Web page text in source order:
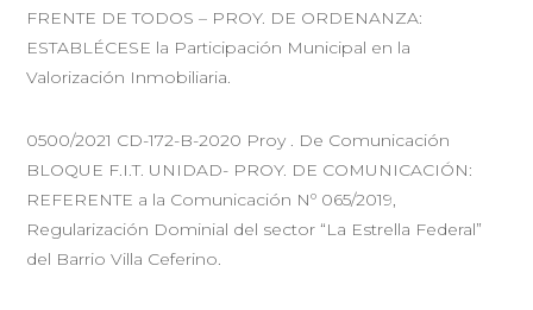
FRENTE DE TODOS – PROY. DE ORDENANZA:
ESTABLÉCESE la Participación Municipal en la
Valorización Inmobiliaria.
0500/2021 CD-172-B-2020 Proy . De Comunicación
BLOQUE F.I.T. UNIDAD- PROY. DE COMUNICACIÓN:
REFERENTE a la Comunicación Nº 065/2019,
Regularización Dominial del sector “La Estrella Federal”
del Barrio Villa Ceferino.